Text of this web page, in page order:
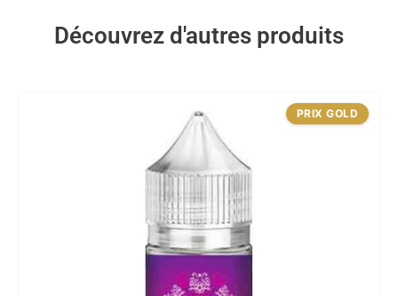
Découvrez d'autres produits
PRIX GOLD